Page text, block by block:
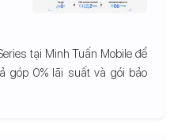
tại Minh Tuấn Mobile để
góp 0% lãi suất và gói bảo